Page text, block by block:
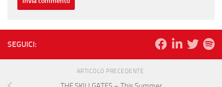
SEGUICI:
ARTICOLO PRECEDENTE